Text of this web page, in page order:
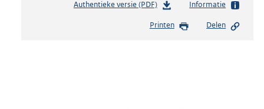
Authentieke versie (PDF)b
s
Informatie
Printen Delen